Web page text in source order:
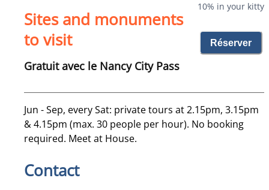
Sites and monuments
to visit
Gratuit avec le Nancy City Pass
10% in your kitty
Réserver
Jun - Sep, every Sat: private tours at 2.15pm, 3.15pm
& 4.15pm (max. 30 people per hour). No booking
required. Meet at House.
Contact